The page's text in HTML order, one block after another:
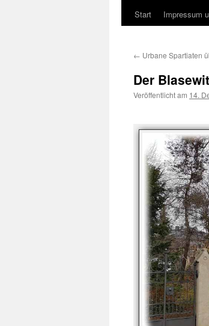
Start Impressum
← Urbane Spartiaten
Der
Veröffentlicht am 14.